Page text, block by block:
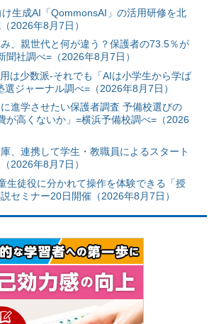
生成AI「QommonsAI」の活用研修を北
2026年8月7日）
、親世代と何が違う？保護者の73.5％が
聞社調べ=（2026年8月7日）
は少数派-それでも「AIは小学生から学ば
ジャーナル調べ=（2026年8月7日）
進学させたい保護者調査 予備校選びの
が高くないか」=横浜予備校調べ=（2026
、連携して学生・教職員によるスタート
2026年8月7日）
生徒役に分かれて操作を体験できる「授
セミナー20日開催（2026年8月7日）